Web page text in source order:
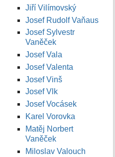
Jiří Vilímovský
Josef Rudolf Vaňaus
Josef Sylvestr
Vaněček
Josef Vala
Josef Valenta
Josef Vinš
Josef Vlk
Josef Vocásek
Karel Vorovka
Matěj Norbert
Vaněček
Miloslav Valouch